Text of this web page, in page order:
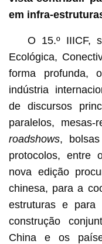
em infra-
O 15.º IIICF,
Ecológica,
forma profunda,
indústria
de discursos
paralelos, mesas-
roadshows,
protocolos, entre
nova edição
chinesa, para a
estruturas e para
construção
China e os